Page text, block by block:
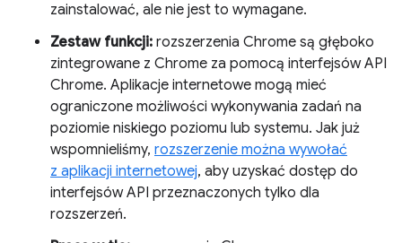
zainstalować, ale nie jest to wymagane.
Zestaw funkcji: rozszerzenia Chrome są głęboko
zintegrowane z Chrome za pomocą interfejsów API
Chrome. Aplikacje internetowe mogą mieć
ograniczone możliwości wykonywania zadań na
poziomie niskiego poziomu lub systemu. Jak już
wspomnieliśmy, rozszerzenie można wywołać
z aplikacji internetowej, aby uzyskać dostęp do
interfejsów API przeznaczonych tylko dla
rozszerzeń.